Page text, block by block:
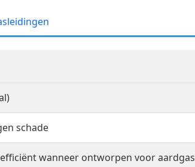
schade
wanneer ontworpen voor aardgas